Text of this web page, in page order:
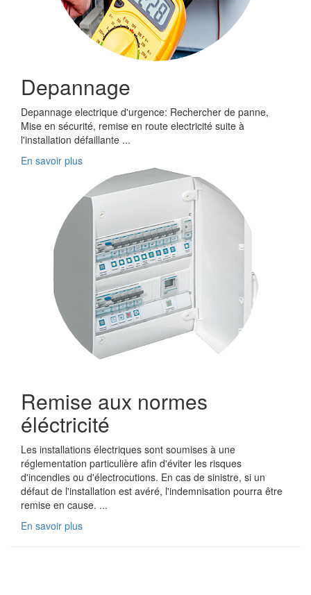
Depannage
Depannage electrique d'urgence: Rechercher de panne,
Mise en sécurité, remise en route electricité suite à
l'installation défaillante ...
En savoir plus
Remise aux normes
éléctricité
Les installations électriques sont soumises à une
réglementation particulière afin d'éviter les risques
d'incendies ou d'électrocutions. En cas de sinistre, si un
défaut de l'installation est avéré, l'indemnisation pourra être
remise en cause. ...
En savoir plus